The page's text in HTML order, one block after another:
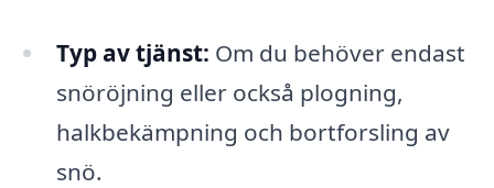
Typ av tjänst: Om du behöver endast
snöröjning eller också plogning,
halkbekämpning och bortforsling av
snö.